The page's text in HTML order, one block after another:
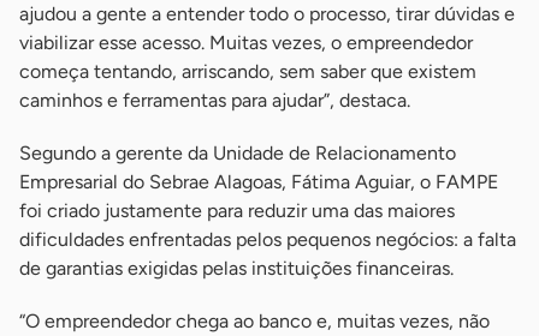
ajudou a gente a entender todo o processo, tirar dúvidas e
viabilizar esse acesso. Muitas vezes, o empreendedor
começa tentando, arriscando, sem saber que existem
caminhos e ferramentas para ajudar”, destaca.
Segundo a gerente da Unidade de Relacionamento
Empresarial do Sebrae Alagoas, Fátima Aguiar, o FAMPE
foi criado justamente para reduzir uma das maiores
dificuldades enfrentadas pelos pequenos negócios: a falta
de garantias exigidas pelas instituições financeiras.
“O empreendedor chega ao banco e, muitas vezes, não